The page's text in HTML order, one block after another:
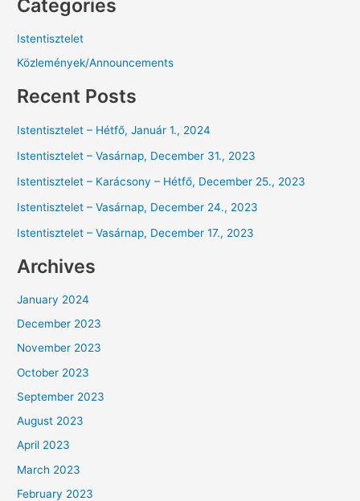
Categories
Istentisztelet
Közlemények/Announcements
Recent Posts
Istentisztelet – Hétfő, Január 1., 2024
Istentisztelet – Vasárnap, December 31., 2023
Istentisztelet – Karácsony – Hétfő, December 25., 2023
Istentisztelet – Vasárnap, December 24., 2023
Istentisztelet – Vasárnap, December 17., 2023
Archives
January 2024
December 2023
November 2023
October 2023
September 2023
August 2023
April 2023
March 2023
February 2023